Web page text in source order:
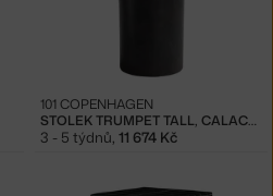
STOLEK TRUMPET TALL, CALACATTA
101 COPENHAGEN
3 - 5 týdnů, 11 674 Kč